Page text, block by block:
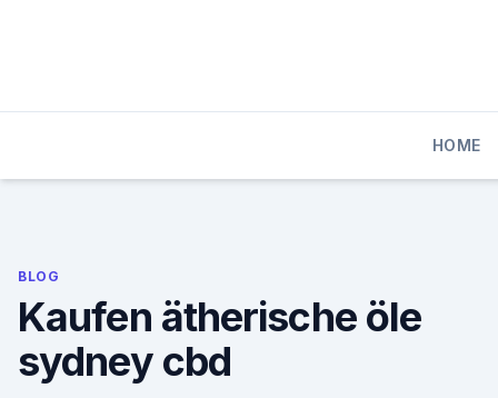
HOME
BLOG
Kaufen ätherische öle
sydney cbd